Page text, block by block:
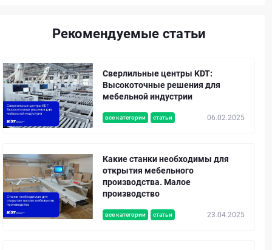
Рекомендуемые статьи
все категории статьи 06.02.2025
Сверлильные центры KDT:
Высокоточные решения для
мебельной индустрии
все категории статьи 23.04.2025
Какие станки необходимы для
открытия мебельного
производства. Малое
производство